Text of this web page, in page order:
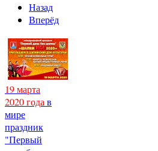
Назад
Вперёд
19 марта
2020 года в
мире
праздник
"Первый